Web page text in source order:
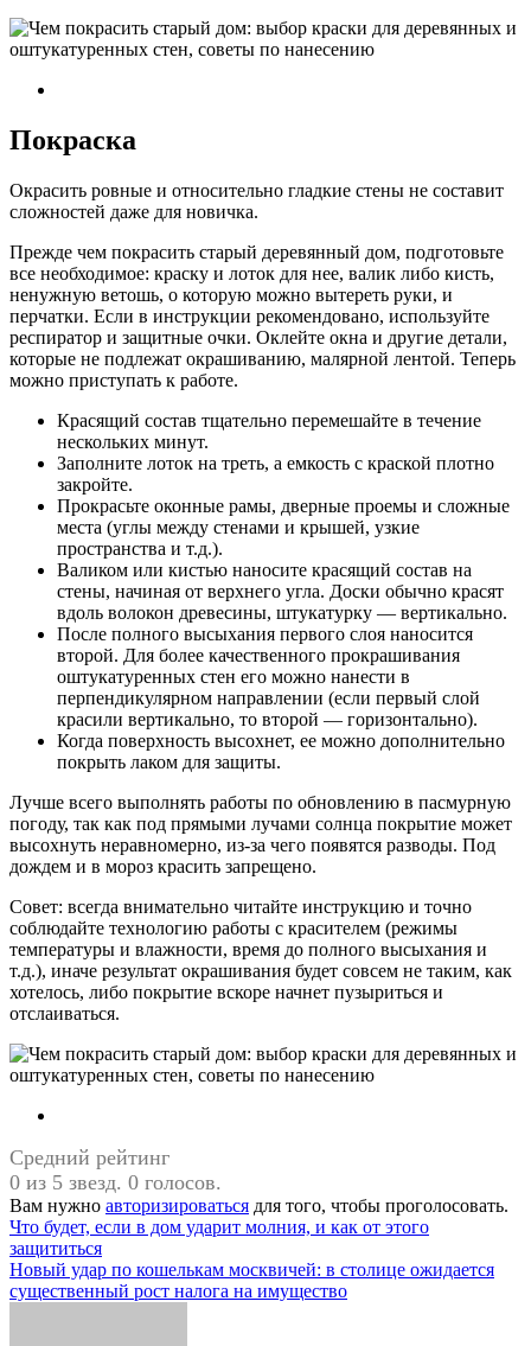
Покраска
Окрасить ровные и относительно гладкие стены не составит
сложностей даже для новичка.
Прежде чем покрасить старый деревянный дом, подготовьте
все необходимое: краску и лоток для нее, валик либо кисть,
ненужную ветошь, о которую можно вытереть руки, и
перчатки. Если в инструкции рекомендовано, используйте
респиратор и защитные очки. Оклейте окна и другие детали,
которые не подлежат окрашиванию, малярной лентой. Теперь
можно приступать к работе.
Красящий состав тщательно перемешайте в течение
нескольких минут.
Заполните лоток на треть, а емкость с краской плотно
закройте.
Прокрасьте оконные рамы, дверные проемы и сложные
места (углы между стенами и крышей, узкие
пространства и т.д.).
Валиком или кистью наносите красящий состав на
стены, начиная от верхнего угла. Доски обычно красят
вдоль волокон древесины, штукатурку — вертикально.
После полного высыхания первого слоя наносится
второй. Для более качественного прокрашивания
оштукатуренных стен его можно нанести в
перпендикулярном направлении (если первый слой
красили вертикально, то второй — горизонтально).
Когда поверхность высохнет, ее можно дополнительно
покрыть лаком для защиты.
Лучше всего выполнять работы по обновлению в пасмурную
погоду, так как под прямыми лучами солнца покрытие может
высохнуть неравномерно, из-за чего появятся разводы. Под
дождем и в мороз красить запрещено.
Совет: всегда внимательно читайте инструкцию и точно
соблюдайте технологию работы с красителем (режимы
температуры и влажности, время до полного высыхания и
т.д.), иначе результат окрашивания будет совсем не таким, как
хотелось, либо покрытие вскоре начнет пузыриться и
отслаиваться.
Средний рейтинг
0 из 5 звезд. 0 голосов.
Вам нужно авторизироваться для того, чтобы проголосовать.
Навигация
по
записям
Что будет, если в дом ударит молния, и как от этого
защититься
Новый удар по кошелькам москвичей: в столице ожидается
существенный рост налога на имущество